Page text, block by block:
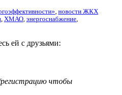
, новости ЖКХ
, ХМАО, энергоснабжение,
ей с друзьями:
чтобы